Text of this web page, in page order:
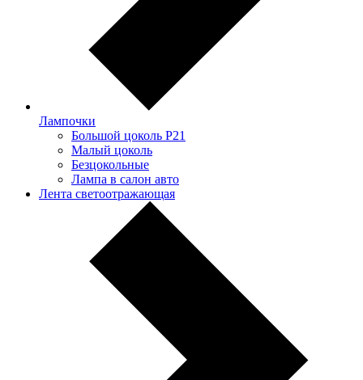
Лампочки
Большой цоколь P21
Малый цоколь
Безцокольные
Лампа в салон авто
Лента светоотражающая